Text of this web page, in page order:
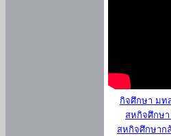
กิจศึกษา มท
สหกิจศึกษา
สหกิจศึกษาก